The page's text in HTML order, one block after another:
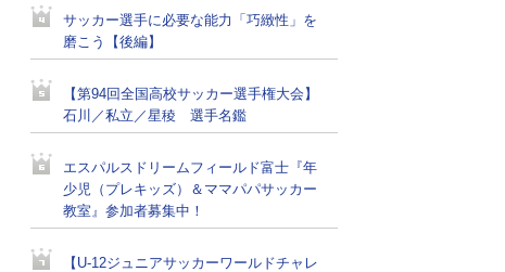
サッカー選手に必要な能力「巧緻性」を
磨こう【後編】
【第94回全国高校サッカー選手権大会】
石川／私立／星稜 選手名鑑
エスパルスドリームフィールド富士『年
少児（プレキッズ）＆ママパパサッカー
教室』参加者募集中！
【U-12ジュニアサッカーワールドチャレ